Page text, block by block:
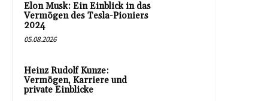
Elon Musk: Ein Einblick in das
Vermögen des Tesla-Pioniers
2024
05.08.2026
Heinz Rudolf Kunze:
Vermögen, Karriere und
private Einblicke